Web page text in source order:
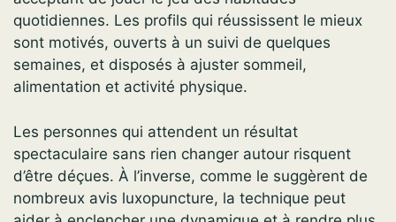
quotidiennes. Les profils qui réussissent le mieux
sont motivés, ouverts à un suivi de quelques
semaines, et disposés à ajuster sommeil,
alimentation et activité physique.
Les personnes qui attendent un résultat
spectaculaire sans rien changer autour risquent
d’être déçues. À l’inverse, comme le suggèrent de
nombreux avis luxopuncture, la technique peut